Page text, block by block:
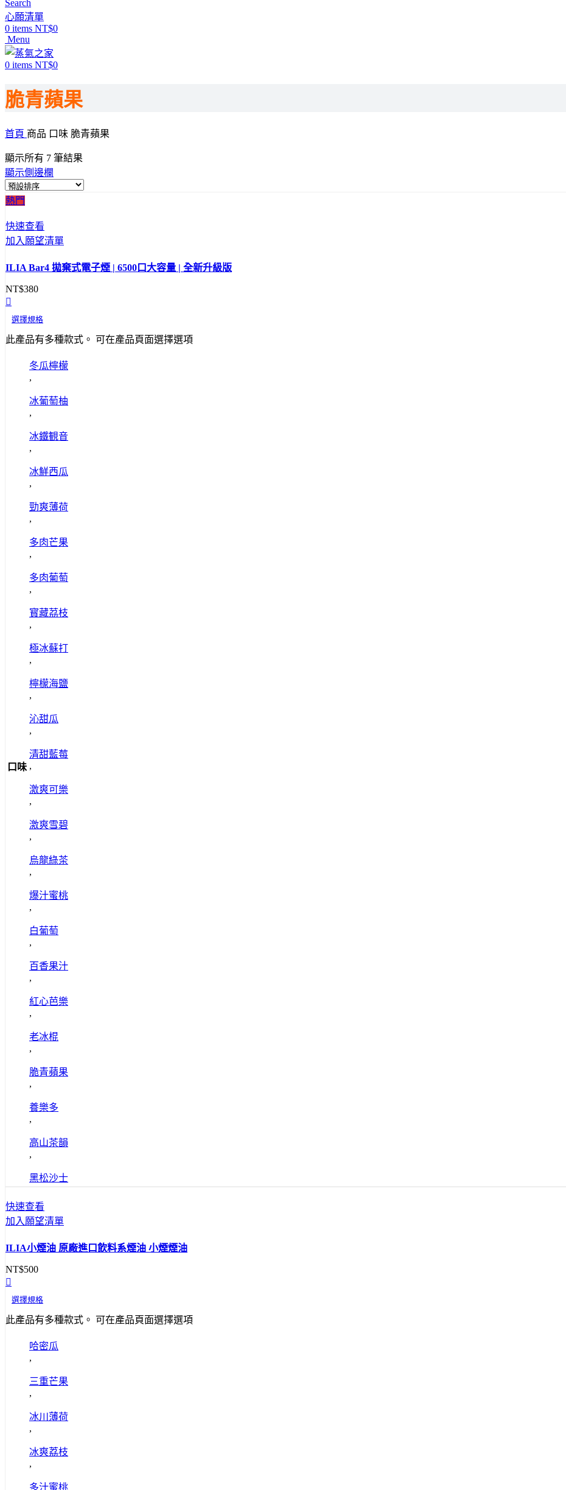
Search
心願清單
0 items NT$0
Menu
0 items NT$0
脆青蘋果
首頁 商品 口味 脆青蘋果
顯示所有 7 筆結果
顯示側邊欄
熱門
快速查看
加入願望清單
ILIA Bar4 拋棄式電子煙 | 6500口大容量 | 全新升級版
NT$380
選擇規格
此產品有多種款式。 可在產品頁面選擇選項
口味
冬瓜檸檬
,
冰葡萄柚
,
冰鐵観音
,
冰鮮西瓜
,
勁爽薄荷
,
多肉芒果
,
多肉葡萄
,
寳藏茘枝
,
極冰蘇打
,
檸檬海鹽
,
沁甜瓜
,
清甜藍莓
,
激爽可樂
,
激爽雪碧
,
烏龍綠茶
,
爆汁蜜桃
,
白葡萄
,
百香果汁
,
紅心芭樂
,
老冰棍
,
脆青蘋果
,
養樂多
,
高山茶韻
,
黑松沙士
快速查看
加入願望清單
ILIA小煙油 原廠進口飲料系煙油 小煙煙油
NT$500
選擇規格
此產品有多種款式。 可在產品頁面選擇選項
哈密瓜
,
三重芒果
,
冰川薄荷
,
冰爽荔枝
,
多汁蜜桃